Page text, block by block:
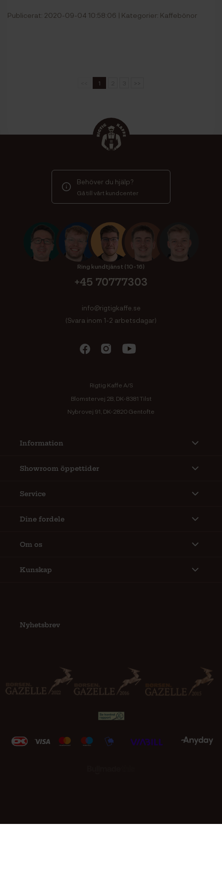
Publicerat: 2020-09-04 10:58:06 | Kategorier: Kaffebönor
1
Behöver du hjälp?
Gå till vårt kundcenter
Ring kundtjänst (10-16)
+45 70777303
info@rigtigkaffe.se
(Svara inom 1-2 arbetsdagar)
Rigtig Kaffe A/S
Blomstervej 2B, DK-8381 Tilst
Nybrovej 91, DK-2820 Gentofte
Information
Showroom öppettider
Service
Dine fordele
Om os
Kunskap
Nyhetsbrev